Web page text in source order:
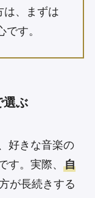
は、まずは
です。
選ぶ
好きな音楽の
す。実際、 自
が長続きする